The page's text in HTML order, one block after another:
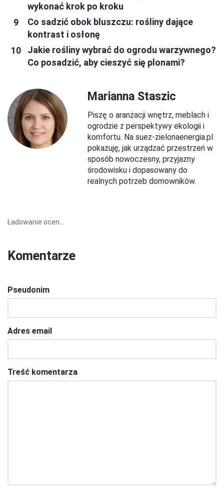
wykonać krok po kroku
Co sadzić obok bluszczu: rośliny dające
kontrast i osłonę
Jakie rośliny wybrać do ogrodu warzywnego?
Co posadzić, aby cieszyć się plonami?
Marianna Staszic
Piszę o aranżacji wnętrz, meblach i
ogrodzie z perspektywy ekologii i
komfortu. Na suez-zielonaenergia.pl
pokazuję, jak urządzać przestrzeń w
sposób nowoczesny, przyjazny
środowisku i dopasowany do
realnych potrzeb domowników.
Ładowanie ocen...
Komentarze
Pseudonim
Adres email
Treść komentarza